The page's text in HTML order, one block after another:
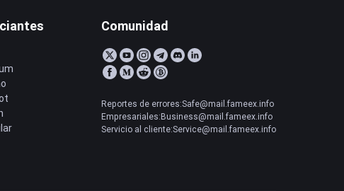
Comunidad
Reportes de errores:Safe@mail.fameex.info
Empresariales:Business@mail.fameex.info
Servicio al cliente:Service@mail.fameex.info